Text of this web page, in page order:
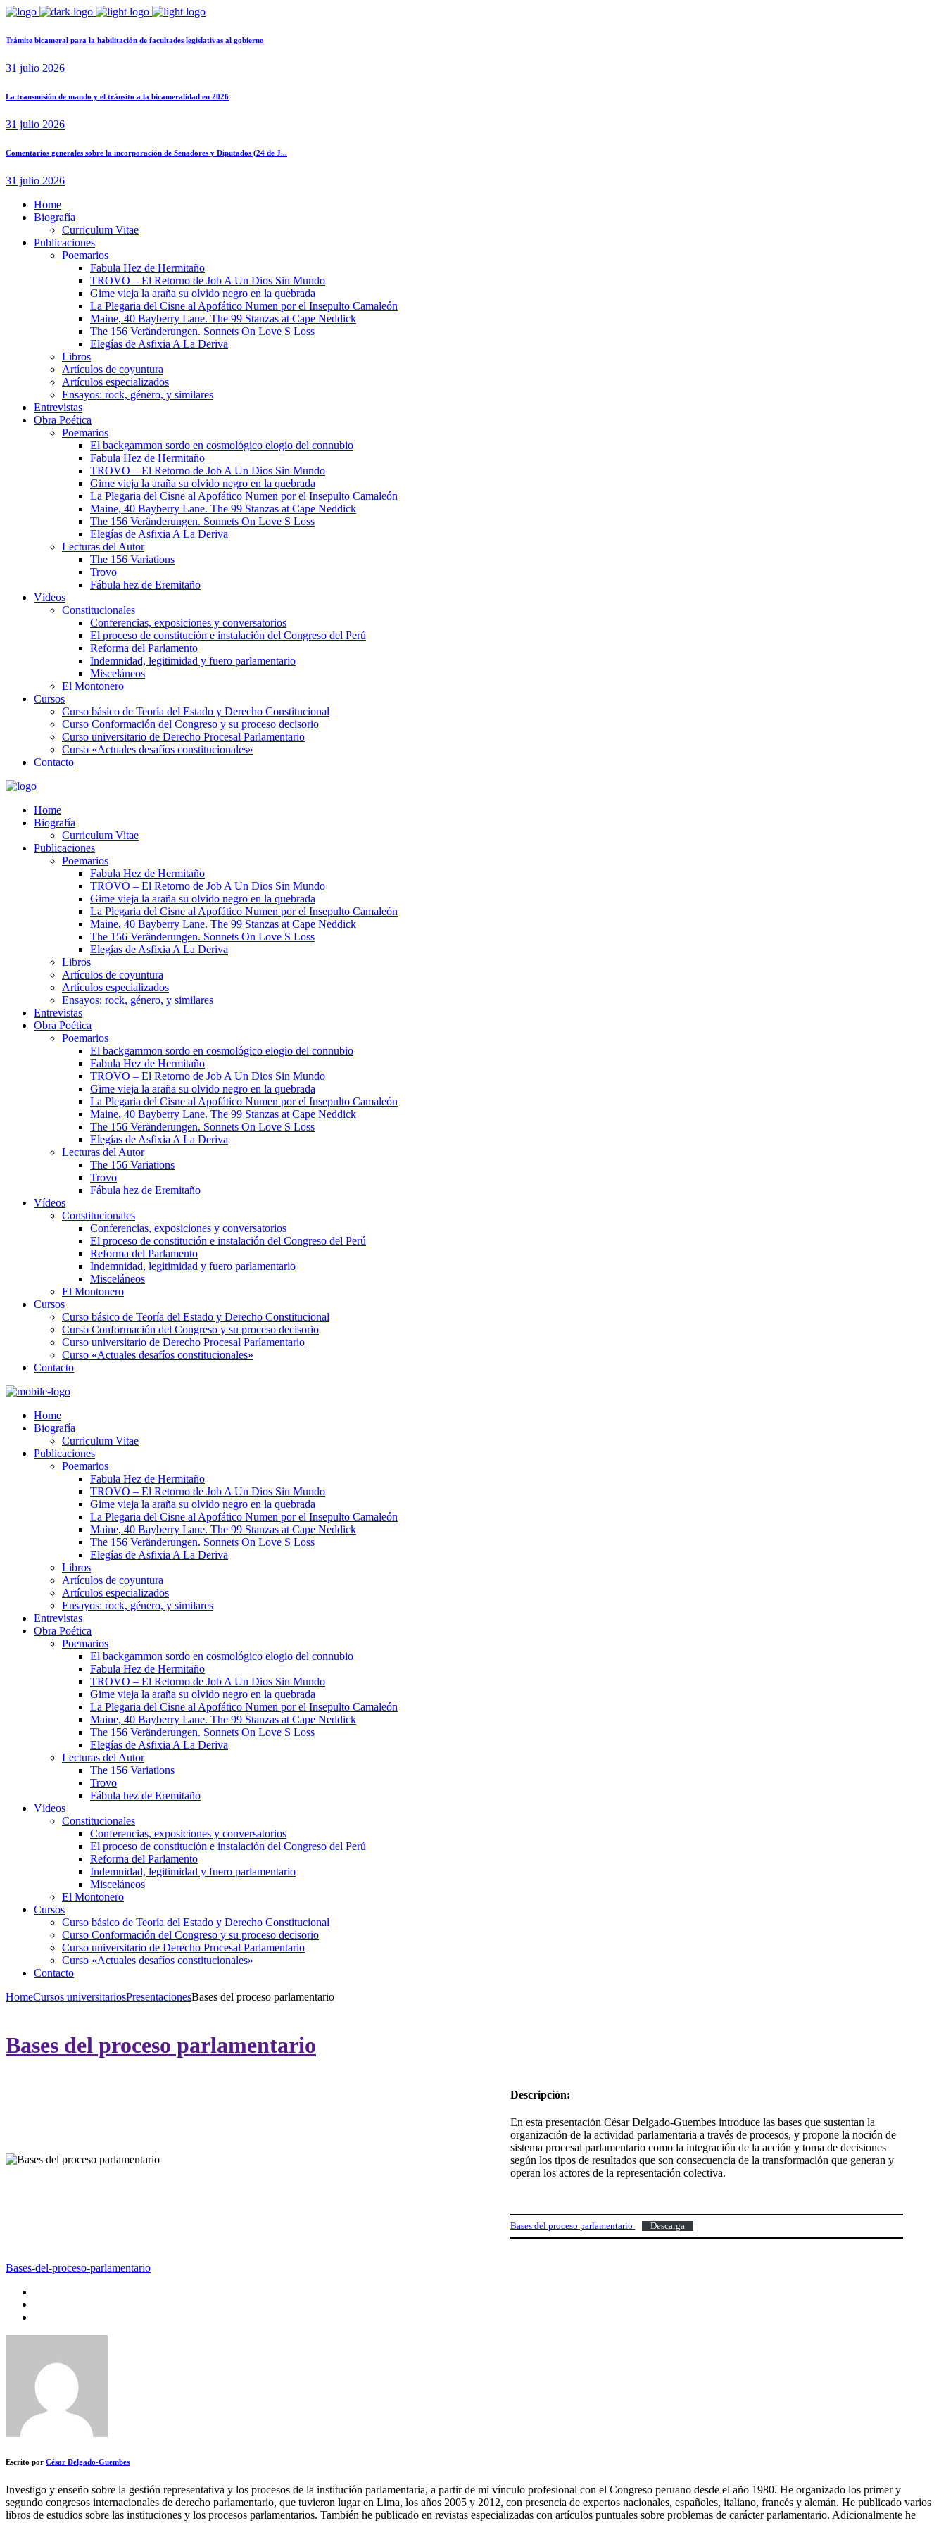
Trámite bicameral para la habilitación de facultades legislativas al gobierno
31 julio 2026
La transmisión de mando y el tránsito a la bicameralidad en 2026
31 julio 2026
Comentarios generales sobre la incorporación de Senadores y Diputados (24 de J...
31 julio 2026
Home
Biografía
Curriculum Vitae​
Publicaciones
Poemarios
Fabula Hez de Hermitaño
TROVO – El Retorno de Job A Un Dios Sin Mundo
Gime vieja la araña su olvido negro en la quebrada
La Plegaria del Cisne al Apofático Numen por el Insepulto Camaleón
Maine, 40 Bayberry Lane. The 99 Stanzas at Cape Neddick
The 156 Veränderungen. Sonnets On Love S Loss
Elegías de Asfixia A La Deriva
Libros
Artículos de coyuntura
Artículos especializados
Ensayos: rock, género, y similares
Entrevistas
Obra Poética
Poemarios
El backgammon sordo en cosmológico elogio del connubio
Fabula Hez de Hermitaño
TROVO – El Retorno de Job A Un Dios Sin Mundo
Gime vieja la araña su olvido negro en la quebrada
La Plegaria del Cisne al Apofático Numen por el Insepulto Camaleón
Maine, 40 Bayberry Lane. The 99 Stanzas at Cape Neddick
The 156 Veränderungen. Sonnets On Love S Loss
Elegías de Asfixia A La Deriva
Lecturas del Autor
The 156 Variations
Trovo
Fábula hez de Eremitaño
Vídeos
Constitucionales
Conferencias, exposiciones y conversatorios
El proceso de constitución e instalación del Congreso del Perú
Reforma del Parlamento
Indemnidad, legitimidad y fuero parlamentario
Misceláneos
El Montonero
Cursos
Curso básico de Teoría del Estado y Derecho Constitucional
Curso Conformación del Congreso y su proceso decisorio
Curso universitario de Derecho Procesal Parlamentario
Curso «Actuales desafíos constitucionales»
Contacto
Home
Biografía
Curriculum Vitae​
Publicaciones
Poemarios
Fabula Hez de Hermitaño
TROVO – El Retorno de Job A Un Dios Sin Mundo
Gime vieja la araña su olvido negro en la quebrada
La Plegaria del Cisne al Apofático Numen por el Insepulto Camaleón
Maine, 40 Bayberry Lane. The 99 Stanzas at Cape Neddick
The 156 Veränderungen. Sonnets On Love S Loss
Elegías de Asfixia A La Deriva
Libros
Artículos de coyuntura
Artículos especializados
Ensayos: rock, género, y similares
Entrevistas
Obra Poética
Poemarios
El backgammon sordo en cosmológico elogio del connubio
Fabula Hez de Hermitaño
TROVO – El Retorno de Job A Un Dios Sin Mundo
Gime vieja la araña su olvido negro en la quebrada
La Plegaria del Cisne al Apofático Numen por el Insepulto Camaleón
Maine, 40 Bayberry Lane. The 99 Stanzas at Cape Neddick
The 156 Veränderungen. Sonnets On Love S Loss
Elegías de Asfixia A La Deriva
Lecturas del Autor
The 156 Variations
Trovo
Fábula hez de Eremitaño
Vídeos
Constitucionales
Conferencias, exposiciones y conversatorios
El proceso de constitución e instalación del Congreso del Perú
Reforma del Parlamento
Indemnidad, legitimidad y fuero parlamentario
Misceláneos
El Montonero
Cursos
Curso básico de Teoría del Estado y Derecho Constitucional
Curso Conformación del Congreso y su proceso decisorio
Curso universitario de Derecho Procesal Parlamentario
Curso «Actuales desafíos constitucionales»
Contacto
Home
Biografía
Curriculum Vitae​
Publicaciones
Poemarios
Fabula Hez de Hermitaño
TROVO – El Retorno de Job A Un Dios Sin Mundo
Gime vieja la araña su olvido negro en la quebrada
La Plegaria del Cisne al Apofático Numen por el Insepulto Camaleón
Maine, 40 Bayberry Lane. The 99 Stanzas at Cape Neddick
The 156 Veränderungen. Sonnets On Love S Loss
Elegías de Asfixia A La Deriva
Libros
Artículos de coyuntura
Artículos especializados
Ensayos: rock, género, y similares
Entrevistas
Obra Poética
Poemarios
El backgammon sordo en cosmológico elogio del connubio
Fabula Hez de Hermitaño
TROVO – El Retorno de Job A Un Dios Sin Mundo
Gime vieja la araña su olvido negro en la quebrada
La Plegaria del Cisne al Apofático Numen por el Insepulto Camaleón
Maine, 40 Bayberry Lane. The 99 Stanzas at Cape Neddick
The 156 Veränderungen. Sonnets On Love S Loss
Elegías de Asfixia A La Deriva
Lecturas del Autor
The 156 Variations
Trovo
Fábula hez de Eremitaño
Vídeos
Constitucionales
Conferencias, exposiciones y conversatorios
El proceso de constitución e instalación del Congreso del Perú
Reforma del Parlamento
Indemnidad, legitimidad y fuero parlamentario
Misceláneos
El Montonero
Cursos
Curso básico de Teoría del Estado y Derecho Constitucional
Curso Conformación del Congreso y su proceso decisorio
Curso universitario de Derecho Procesal Parlamentario
Curso «Actuales desafíos constitucionales»
Contacto
HomeCursos universitariosPresentacionesBases del proceso parlamentario
Bases del proceso parlamentario
Descripción:
En esta presentación César Delgado-Guembes introduce las bases que sustentan la
organización de la actividad parlamentaria a través de procesos, y propone la noción de
sistema procesal parlamentario como la integración de la acción y toma de decisiones
según los tipos de resultados que son consecuencia de la transformación que generan y
operan los actores de la representación colectiva.
Bases del proceso parlamentario Descarga
Bases-del-proceso-parlamentario
Escrito por César Delgado-Guembes
Investigo y enseño sobre la gestión representativa y los procesos de la institución parlamentaria, a partir de mi vínculo profesional con el Congreso peruano desde el año 1980. He organizado los primer y
segundo congresos internacionales de derecho parlamentario, que tuvieron lugar en Lima, los años 2005 y 2012, con presencia de expertos nacionales, españoles, italiano, francés y alemán. He publicado varios
libros de estudios sobre las instituciones y los procesos parlamentarios. También he publicado en revistas especializadas con artículos puntuales sobre problemas de carácter parlamentario. Adicionalmente he